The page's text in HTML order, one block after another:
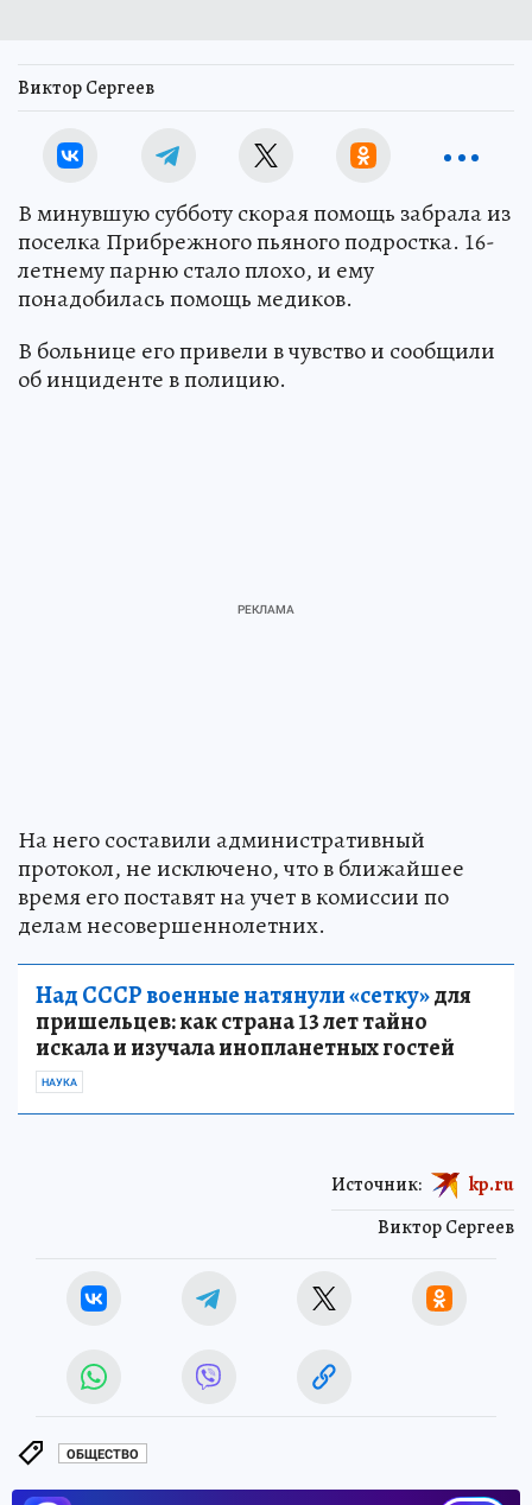
Виктор Сергеев
В минувшую субботу скорая помощь забрала из
поселка Прибрежного пьяного подростка. 16-
летнему парню стало плохо, и ему
понадобилась помощь медиков.
В больнице его привели в чувство и сообщили
об инциденте в полицию.
На него составили административный
протокол, не исключено, что в ближайшее
время его поставят на учет в комиссии по
делам несовершеннолетних.
Над СССР военные натянули «сетку»для
пришельцев: как страна 13 лет тайно
искала и изучала инопланетных гостей
НАУКА
Виктор Сергеев
Источник: kp.ru
ОБЩЕСТВО